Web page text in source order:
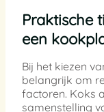
Praktische
een
Bij het kiezen
belangrijk om
factoren. Koks
samenstelling